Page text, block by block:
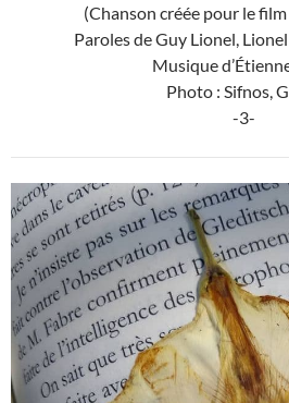
(Chanson créée pour le
Paroles de Guy Lionel,
Musique
Photo : Sifnos,
-3-